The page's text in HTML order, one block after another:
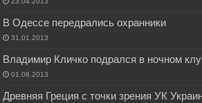
В Одессе передрались охранники
31.01.2013
Владимир Кличко подрался в ночном
01.08.2013
Древняя Греция с точки зрения УК